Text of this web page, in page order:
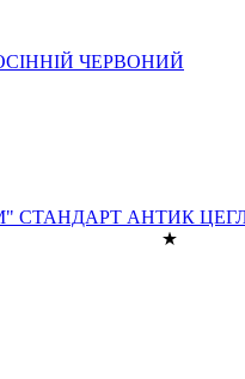
ЧЕРВОНИЙ